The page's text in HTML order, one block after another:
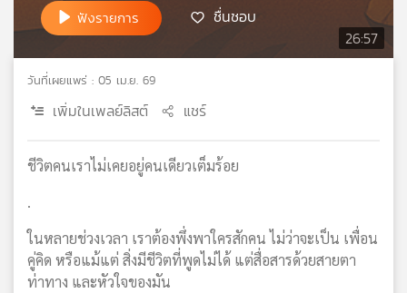
เครือ
26:57
ฟังรายการ ชื่นชอบ
วันที่เผยแพร่ : 05 เม.ย. 69
เพิ่มในเพลย์ลิสต์ แชร์
ชีวิตคนเราไม่เคยอยู่คนเดียวเต็มร้อย
.
ในหลายช่วงเวลา เราต้องพึ่งพาใครสักคน ไม่ว่าจะเป็น เพื่อน
คู่คิด หรือแม้แต่ สิ่งมีชีวิตที่พูดไม่ได้ แต่สื่อสารด้วยสายตา
ท่าทาง และหัวใจของมัน